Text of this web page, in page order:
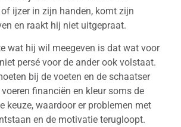
ijzer in zijn handen, komt zijn
en raakt hij niet uitgepraat.
wat hij wil meegeven is dat wat voor
persé voor de ander ook volstaat.
bij de voeten en de schaatser
financiën en kleur soms de
keuze, waardoor er problemen met
en de motivatie terugloopt.